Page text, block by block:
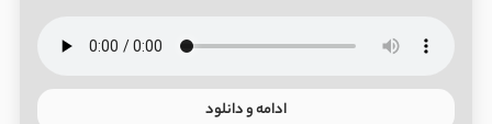
ادامه و دانلود